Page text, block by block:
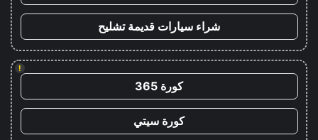
شراء سيارات قديمة تشليح
!
كورة 365
كورة سيتي